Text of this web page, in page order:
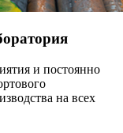
и постоянно
на всех